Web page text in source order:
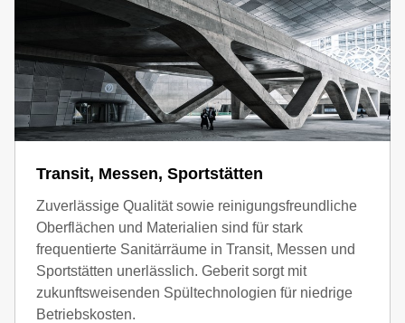
Transit, Messen, Sportstätten
Zuverlässige Qualität sowie reinigungsfreundliche
Oberflächen und Materialien sind für stark
frequentierte Sanitärräume in Transit, Messen und
Sportstätten unerlässlich. Geberit sorgt mit
zukunftsweisenden Spültechnologien für niedrige
Betriebskosten.